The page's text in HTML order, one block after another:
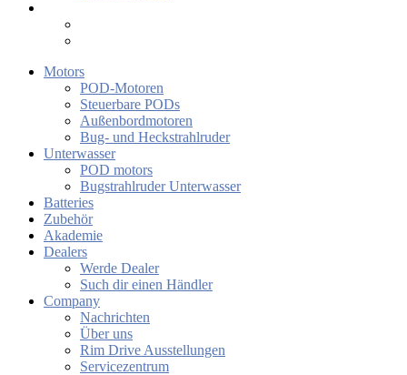
Motors
POD-Motoren
Steuerbare PODs
Außenbordmotoren
Bug- und Heckstrahlruder
Unterwasser
POD motors
Bugstrahlruder Unterwasser
Batteries
Zubehör
Akademie
Dealers
Werde Dealer
Such dir einen Händler
Company
Nachrichten
Über uns
Rim Drive Ausstellungen
Servicezentrum